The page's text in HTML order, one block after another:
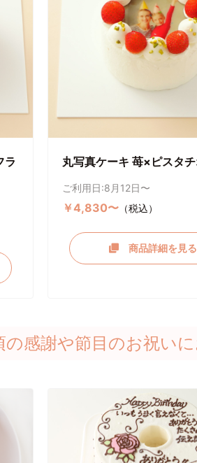
ラ
丸写真ケーキ 苺×ピスタ
ご利用日:8月12日〜
￥4,830〜 （税込）
商品詳細を見る
の感謝や節目のお祝い